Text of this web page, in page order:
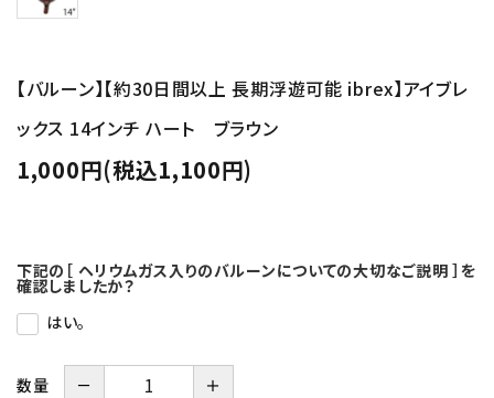
【バルーン】【約30日間以上 長期浮遊可能 ibrex】アイブレ
ックス 14インチ ハート ブラウン
1,000円(税込1,100円)
下記の［ ヘリウムガス入りのバルーンについての大切なご説明 ］を
確認しましたか？
はい。
数量 － ＋